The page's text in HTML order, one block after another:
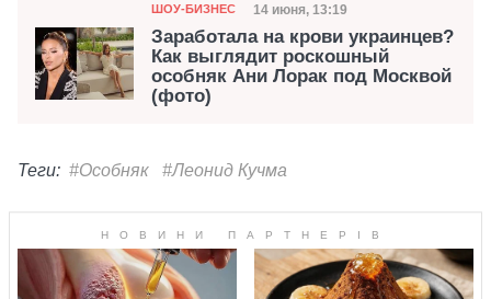
Категория
ШОУ-БИЗНЕС Дата публикации
14 июня, 13:19
Заработала на крови украинцев?
Как выглядит роскошный
особняк Ани Лорак под Москвой
(фото)
Теги: #Особняк #Леонид Кучма